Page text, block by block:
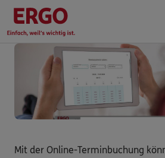
Mit der Online-Terminbuchung